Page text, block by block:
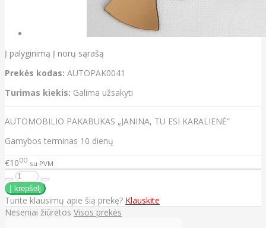
Į palyginimą Į norų sąrašą
Prekės kodas: AUTOPAK0041
Turimas kiekis: Galima užsakyti
AUTOMOBILIO PAKABUKAS „JANINA, TU ESI KARALIENĖ“
Gamybos terminas 10 dienų
€1000 su PVM
Turite klausimų apie šią prekę? Klauskite
Neseniai žiūrėtos Visos prekės